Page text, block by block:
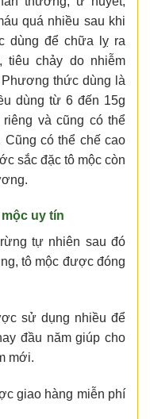
quá nhiều sau khi
dùng để chữa lỵ ra
tiêu chảy do nhiễm
thức dùng là
dùng từ 6 đến 15g
và cũng có thể
có thể chế cao
sắc đặc tô mộc còn
mộc uy tín
tự nhiên sau đó
tô mộc được đóng
sử dụng nhiều để
đầu năm giúp cho
mới.
giao hàng miễn phí